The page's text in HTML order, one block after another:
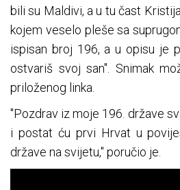
bili su Maldivi, a u tu čast
kojem veselo pleše sa
ispisan broj 196, a u opisu je
ostvariš svoj san". Snimak
priloženog linka.
"Pozdrav iz moje 196. države
i postat ću prvi Hrvat u
države na svijetu," poručio je.